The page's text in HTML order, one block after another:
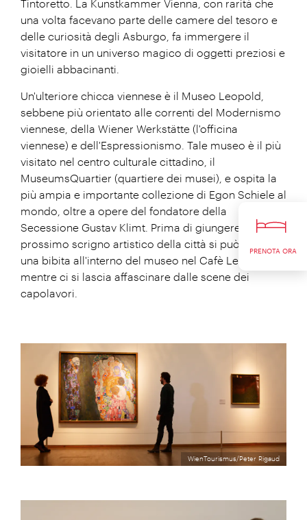
PRENOTA ORA
Tintoretto. La Kunstkammer Vienna, con rarità che
una volta facevano parte delle camere del tesoro e
delle curiosità degli Asburgo, fa immergere il
visitatore in un universo magico di oggetti preziosi e
gioielli abbacinanti.
Un'ulteriore chicca viennese è il Museo Leopold,
sebbene più orientato alle correnti del Modernismo
viennese, della Wiener Werkstätte (l'officina
viennese) e dell'Espressionismo. Tale museo è il più
visitato nel centro culturale cittadino, il
MuseumsQuartier (quartiere dei musei), e ospita la
più ampia e importante collezione di Egon Schiele al
mondo, oltre a opere del fondatore della
Secessione Gustav Klimt. Prima di giungere al
prossimo scrigno artistico della città si può gustare
una bibita all'interno del museo nel Cafè Leopold,
mentre ci si lascia affascinare dalle scene dei
capolavori.
WienTourismus/Peter Rigaud